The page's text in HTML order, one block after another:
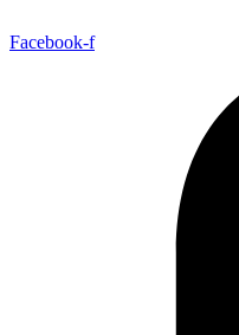
Facebook-f